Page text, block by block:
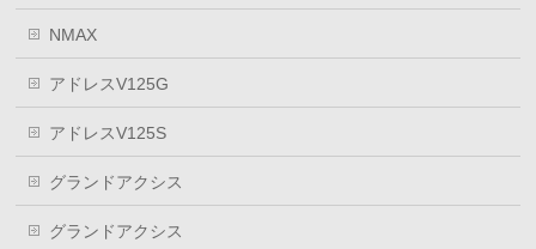
NMAX
アドレスV125G
アドレスV125S
グランドアクシス
グランドアクシス